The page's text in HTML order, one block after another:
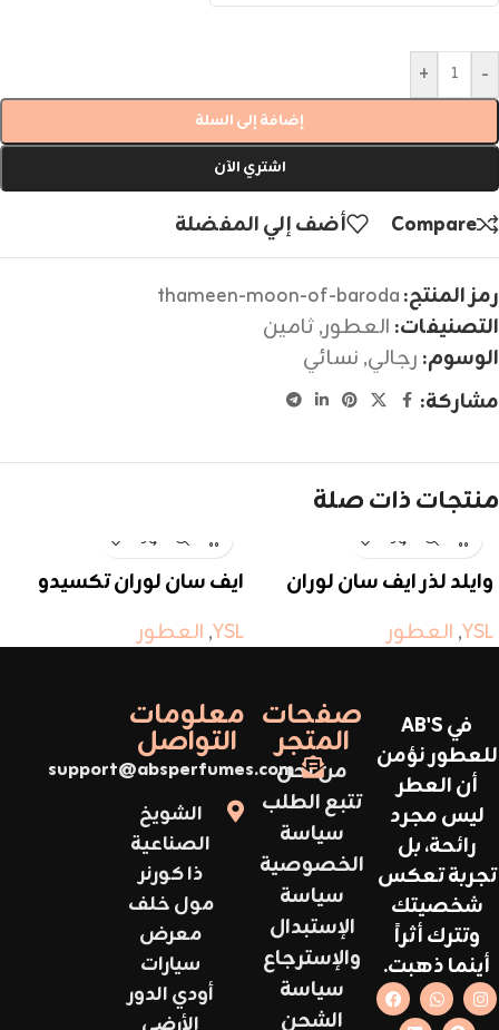
-
+
إضافة إلى السلة
اشتري الآن
Compare أضف إلي المفضلة
رمز المنتج:thameen-moon-of-baroda
التصنيفات: العطور,ثامين
الوسوم: رجالي, نسائي
مشاركة:
منتجات ذات صلة
وايلد لذر ايف سان لوران
YSL
, العطور
ايف سان لوران تكسيدو
YSL
, العطور
في AB'S
للعطور نؤمن
أن العطر
ليس مجرد
رائحة، بل
تجربة تعكس
شخصيتك
وتترك أثراً
أينما ذهبت.
صفحات
المتجر
من نحن
تتبع الطلب
سياسة
الخصوصية
سياسة
الإستبدال
والإسترجاع
سياسة
الشحن
معلومات
التواصل
support@absperfumes.com
الشويخ
الصناعية
ذا كورنر
مول خلف
معرض
سيارات
أودي الدور